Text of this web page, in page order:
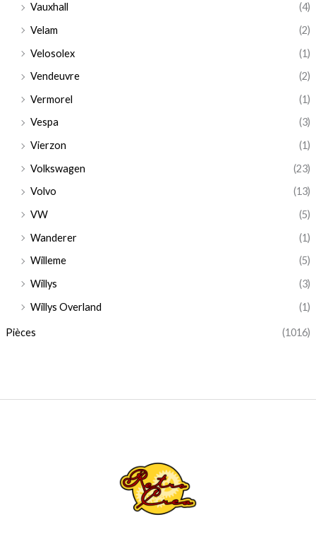
Vauxhall
(4)
Velam
(2)
Velosolex
(1)
Vendeuvre
(2)
Vermorel
(1)
Vespa
(3)
Vierzon
(1)
Volkswagen
(23)
Volvo
(13)
VW
(5)
Wanderer
(1)
Willeme
(5)
Willys
(3)
Willys Overland
(1)
Pièces (1016)